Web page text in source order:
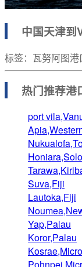
中国天津到
标签：瓦努阿图
热门推荐港
port
Suva,Fiji
Lautoka,Fiji
Yap,Palau
Koror,Palau